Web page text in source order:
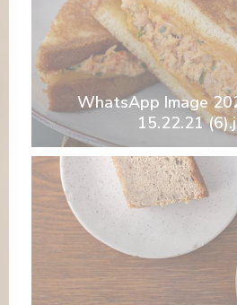
WhatsApp Image
15.22.21